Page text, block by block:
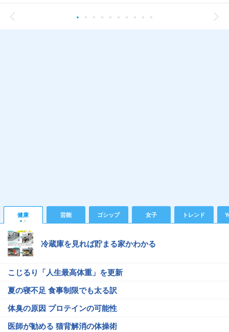
健康 芸能 ゴシップ 女子 トレンド
冷蔵庫を見れば貯まる家かわかる
こじるり「人生最高体重」を更新
夏の寝不足 食事制限でも太る訳
体臭の原因 プロテインの可能性
医師が勧める 猫背解消の体操術